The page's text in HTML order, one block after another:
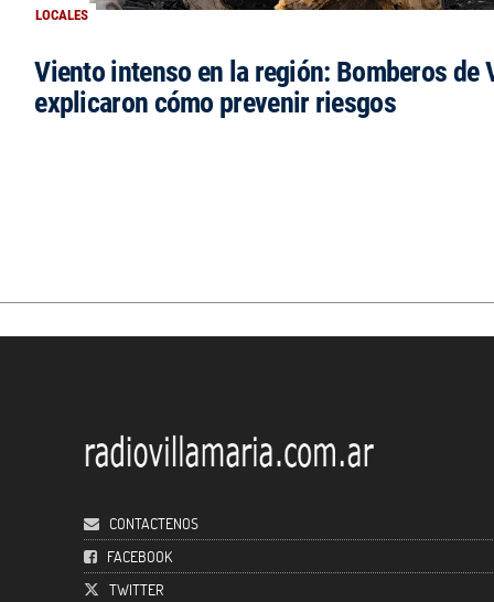
LOCALES
Viento intenso en la región: Bomberos de
explicaron cómo prevenir riesgos
CONTACTENOS
FACEBOOK
TWITTER